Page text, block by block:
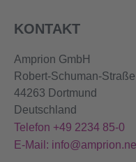
KONTAKT
Amprion GmbH
Robert-Schuman-
44263 Dortmund
Deutschland
Telefon +49 2234 85-0
E-Mail: